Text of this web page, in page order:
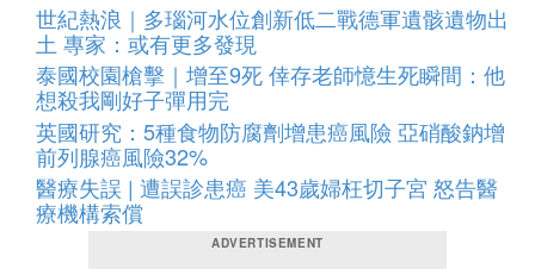
世紀熱浪｜多瑙河水位創新低二戰德軍遺骸遺物出
土 專家：或有更多發現
泰國校園槍擊｜增至9死 倖存老師憶生死瞬間：他
想殺我剛好子彈用完
英國研究：5種食物防腐劑增患癌風險 亞硝酸鈉增
前列腺癌風險32%
醫療失誤 | 遭誤診患癌 美43歲婦枉切子宮 怒告醫
療機構索償